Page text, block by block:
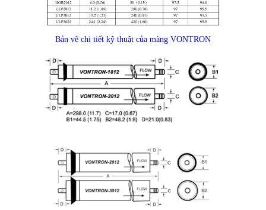
Bản vẽ chi tiết kỹ thuật của màng VONTRON